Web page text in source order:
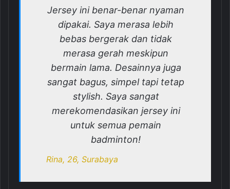
Jersey ini benar-benar nyaman
dipakai. Saya merasa lebih
bebas bergerak dan tidak
merasa gerah meskipun
bermain lama. Desainnya juga
sangat bagus, simpel tapi tetap
stylish. Saya sangat
merekomendasikan jersey ini
untuk semua pemain
badminton!
Rina, 26, Surabaya